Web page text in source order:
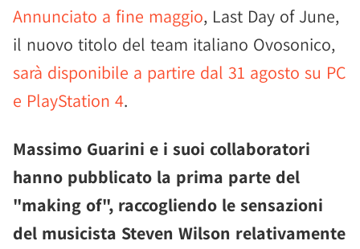
Annunciato a fine maggio, Last Day of June,
il nuovo titolo del team italiano Ovosonico,
sarà disponibile a partire dal 31 agosto su PC
e PlayStation 4.
Massimo Guarini e i suoi collaboratori
hanno pubblicato la prima parte del
"making of", raccogliendo le sensazioni
del musicista Steven Wilson relativamente